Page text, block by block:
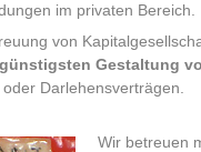
im privaten Bereich.
von
Gestaltung
Darlehensverträgen.
Wir betreuen